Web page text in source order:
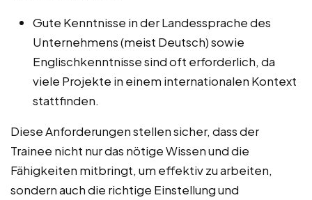
Gute Kenntnisse in der Landessprache des
Unternehmens (meist Deutsch) sowie
Englischkenntnisse sind oft erforderlich, da
viele Projekte in einem internationalen Kontext
stattfinden.
Diese Anforderungen stellen sicher, dass der
Trainee nicht nur das nötige Wissen und die
Fähigkeiten mitbringt, um effektiv zu arbeiten,
sondern auch die richtige Einstellung und